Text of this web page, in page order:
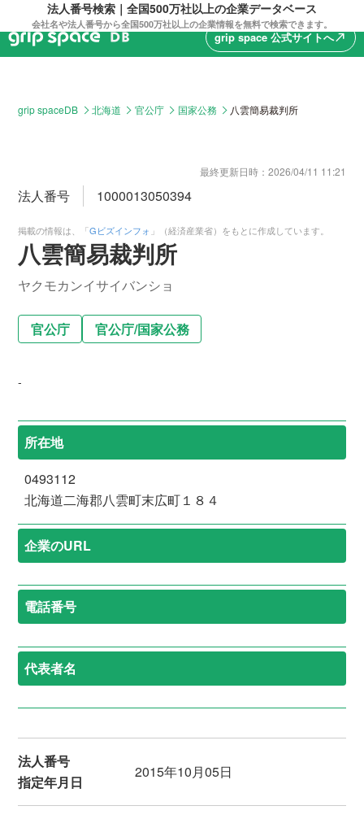
法人番号検索｜全国500万社以上の企業データベース
会社名や法人番号から全国500万社以上の企業情報を無料で検索できます。
grip space 公式サイトへnorth_east
grip spaceDB 北海道 官公庁 国家公務 八雲簡易裁判所
最終更新日時： 2026/04/11 11:21
法人番号 1000013050394
掲載の情報は、「Gビズインフォ 」（経済産業省）をもとに作成しています。
八雲簡易裁判所
ヤクモカンイサイバンショ
官公庁 官公庁/国家公務
-
所在地
0493112
北海道二海郡八雲町末広町１８４
企業のURL
電話番号
代表者名
法人番号
指定年月日
2015年10月05日